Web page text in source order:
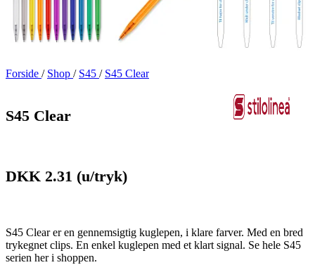
Forside / Shop / S45 / S45 Clear
S45 Clear
DKK 2.31 (u/tryk)
S45 Clear er en gennemsigtig kuglepen, i klare farver. Med en bred
trykegnet clips. En enkel kuglepen med et klart signal. Se hele S45
serien her i shoppen.